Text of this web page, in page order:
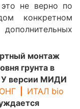
не верно по
конкретном
монтаж
грунта в
У версии МИДИ
ИТАЛ bio